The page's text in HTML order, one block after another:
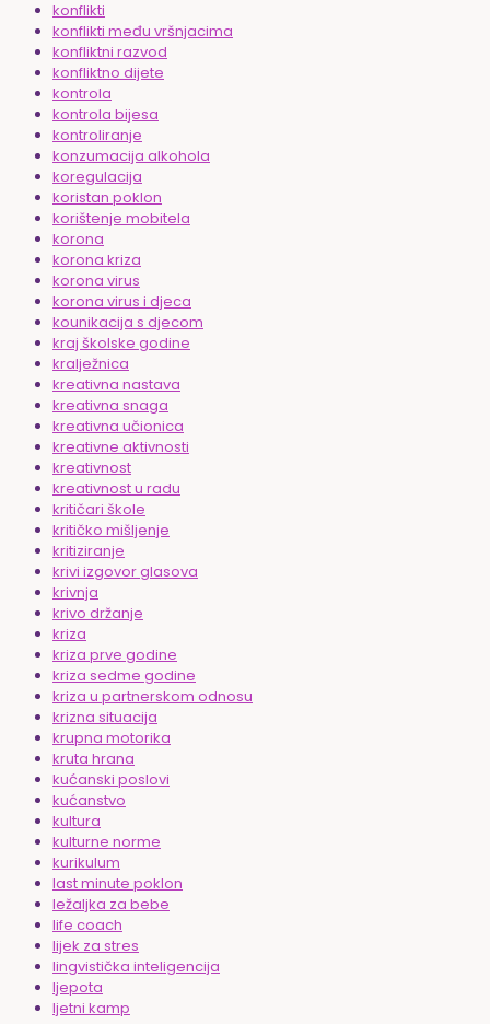
konflikti
konflikti među vršnjacima
konfliktni razvod
konfliktno dijete
kontrola
kontrola bijesa
kontroliranje
konzumacija alkohola
koregulacija
koristan poklon
korištenje mobitela
korona
korona kriza
korona virus
korona virus i djeca
kounikacija s djecom
kraj školske godine
kralježnica
kreativna nastava
kreativna snaga
kreativna učionica
kreativne aktivnosti
kreativnost
kreativnost u radu
kritičari škole
kritičko mišljenje
kritiziranje
krivi izgovor glasova
krivnja
krivo držanje
kriza
kriza prve godine
kriza sedme godine
kriza u partnerskom odnosu
krizna situacija
krupna motorika
kruta hrana
kućanski poslovi
kućanstvo
kultura
kulturne norme
kurikulum
last minute poklon
ležaljka za bebe
life coach
lijek za stres
lingvistička inteligencija
ljepota
ljetni kamp